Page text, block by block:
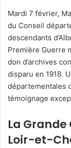
Mardi 7 février,
du Conseil
descendants
Première Guerre
don d’archives
disparu en 1918.
départementales
témoignage
La Grande
Loir-et-